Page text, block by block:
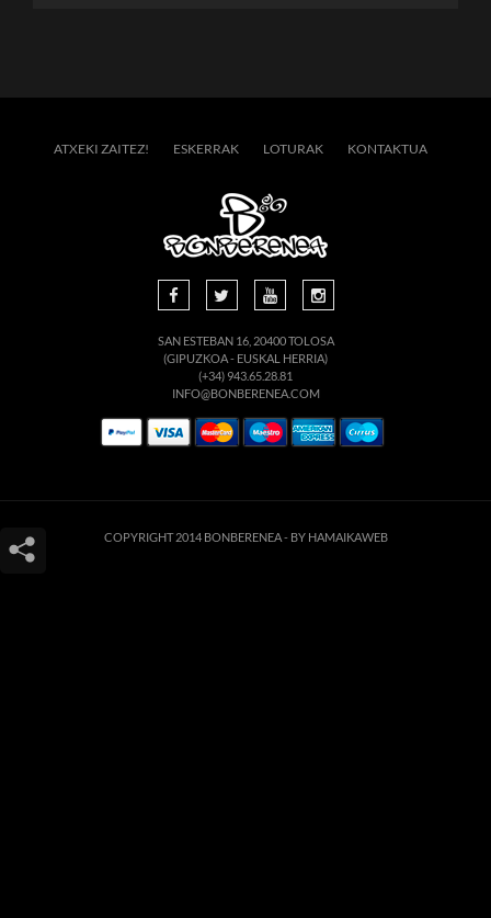
ATXEKI ZAITEZ! ESKERRAK LOTURAK KONTAKTUA
SAN ESTEBAN 16, 20400 TOLOSA
(GIPUZKOA - EUSKAL HERRIA)
(+34) 943.65.28.81
INFO@BONBERENEA.COM
COPYRIGHT 2014 BONBERENEA - BY HAMAIKAWEB